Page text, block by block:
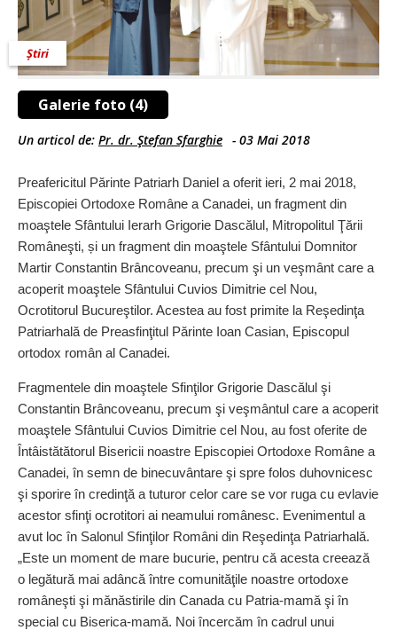
Galerie foto (4)
Știri
Un articol de: Pr. dr. Ştefan Sfarghie - 03 Mai 2018
Preafericitul Părinte Patriarh Daniel a oferit ieri, 2 mai 2018,
Episcopiei Ortodoxe Române a Canadei, un fragment din
moaştele Sfântului Ierarh Grigorie Dascălul, Mitropolitul Ţării
Româneşti, și un fragment din moaştele Sfântului Domnitor
Martir Constantin Brânco­veanu, precum şi un veşmânt care a
acoperit moaştele Sfântului Cuvios Dimitrie cel Nou,
Ocrotitorul Bucureştilor. Acestea au fost primite la Reşedinţa
Patriarhală de Preasfinţitul Părinte Ioan Casian, Episcopul
ortodox român al Canadei.
Fragmentele din moaş­tele Sfinţilor Grigorie Dascălul şi
Constantin Brâncoveanu, precum şi veşmântul care a acoperit
moaştele Sfântului Cuvios Dimitrie cel Nou, au fost oferite de
Întâistătătorul Bisericii noastre Episcopiei Ortodoxe Române a
Canadei, în semn de binecuvântare şi spre folos duhovnicesc
şi sporire în credinţă a tuturor celor care se vor ruga cu evlavie
acestor sfinţi ocrotitori ai neamului românesc. Evenimentul a
avut loc în Salonul Sfinţilor Români din Reşedinţa Patriarhală.
„Este un moment de mare bucurie, pentru că acesta creează
o legătură mai adâncă între comunităţile noastre ortodoxe
româneşti şi mănăstirile din Canada cu Patria-mamă şi în
special cu Biserica-mamă. Noi încercăm în cadrul unui